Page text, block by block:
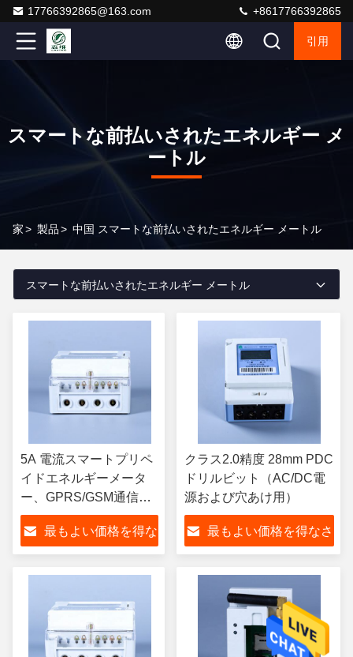
17766392865@163.com +8617766392865
引用
スマートな前払いされたエネルギー メ
ートル
家> 製品> 中国 スマートな前払いされたエネルギー メートル
スマートな前払いされたエネルギー メートル
5A 電流スマートプリペ
イドエネルギーメータ
ー、GPRS/GSM通信、
AC/DC電源、および最
適なエネルギー管理
最もよい価格を得な
クラス2.0精度 28mm PDC
ドリルビット（AC/DC電
源および穴あけ用）
最もよい価格を得なさ